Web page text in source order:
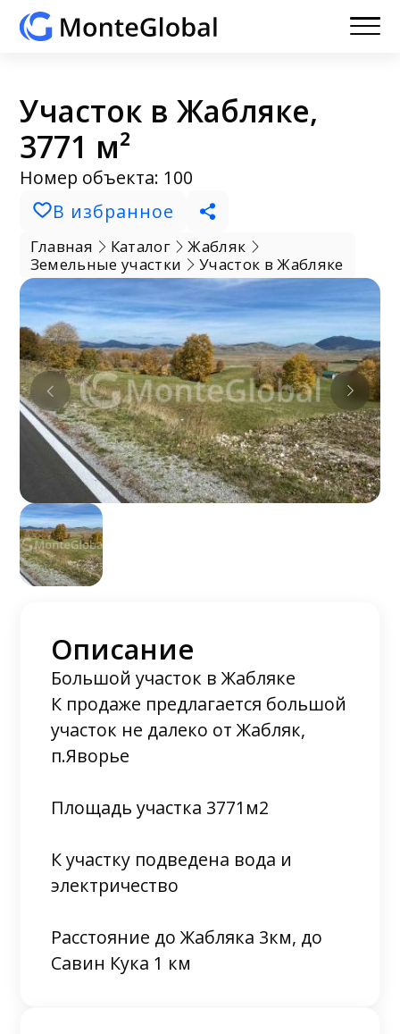
Участок в Жабляке,
3771 м²
Номер объекта: 100
В избранное
Главная Каталог
Жабляк
Земельные участки
Участок в Жабляке
Описание
Большой участок в Жабляке
К продаже предлагается большой
участок не далеко от Жабляк,
п.Яворье
Площадь участка 3771м2
К участку подведена вода и
электричество
Расстояние до Жабляка 3км, до
Савин Кука 1 км